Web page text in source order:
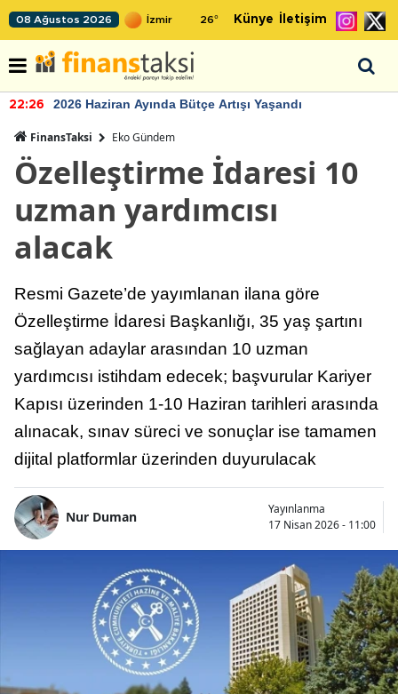
08 Ağustos 2026 26° Künye İletişim
22:26 2026 Haziran Ayında Bütçe Artışı Yaşandı
FinansTaksi Eko Gündem
Özelleştirme İdaresi 10
uzman yardımcısı
alacak
Resmi Gazete’de yayımlanan ilana göre
Özelleştirme İdaresi Başkanlığı, 35 yaş şartını
sağlayan adaylar arasından 10 uzman
yardımcısı istihdam edecek; başvurular Kariyer
Kapısı üzerinden 1-10 Haziran tarihleri arasında
alınacak, sınav süreci ve sonuçlar ise tamamen
dijital platformlar üzerinden duyurulacak
Nur Duman
Yayınlanma
17 Nisan 2026 - 11:00